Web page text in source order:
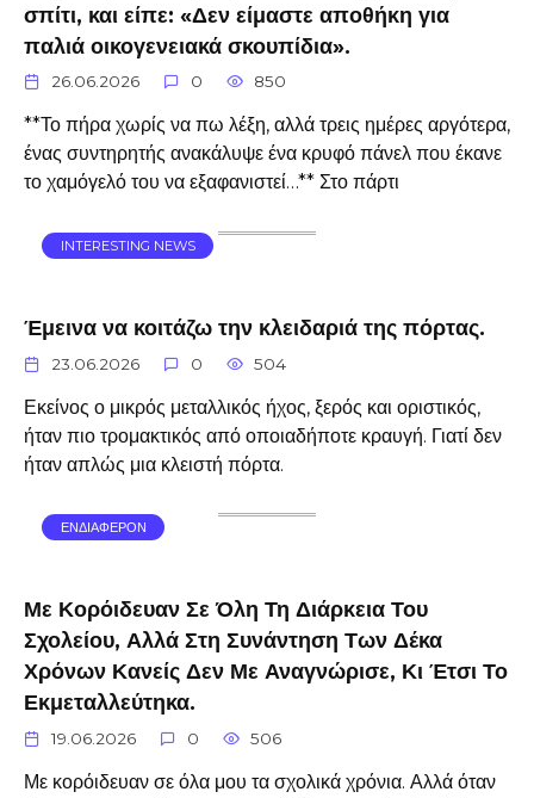
σπίτι, και είπε: «Δεν είμαστε αποθήκη για
παλιά οικογενειακά σκουπίδια».
26.06.2026 0 850
**Το πήρα χωρίς να πω λέξη, αλλά τρεις ημέρες αργότερα,
ένας συντηρητής ανακάλυψε ένα κρυφό πάνελ που έκανε
το χαμόγελό του να εξαφανιστεί…** Στο πάρτι
INTERESTING NEWS
Έμεινα να κοιτάζω την κλειδαριά της πόρτας.
23.06.2026 0 504
Εκείνος ο μικρός μεταλλικός ήχος, ξερός και οριστικός,
ήταν πιο τρομακτικός από οποιαδήποτε κραυγή. Γιατί δεν
ήταν απλώς μια κλειστή πόρτα.
ΕΝΔΙΑΦΕΡΟΝ
Με Κορόιδευαν Σε Όλη Τη Διάρκεια Του
Σχολείου, Αλλά Στη Συνάντηση Των Δέκα
Χρόνων Κανείς Δεν Με Αναγνώρισε, Κι Έτσι Το
Εκμεταλλεύτηκα.
19.06.2026 0 506
Με κορόιδευαν σε όλα μου τα σχολικά χρόνια. Αλλά όταν